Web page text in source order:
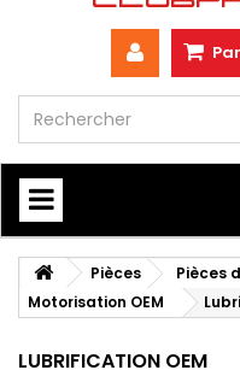
Pièces
Pièces
Motorisation OEM
LUBRIFICATION OEM